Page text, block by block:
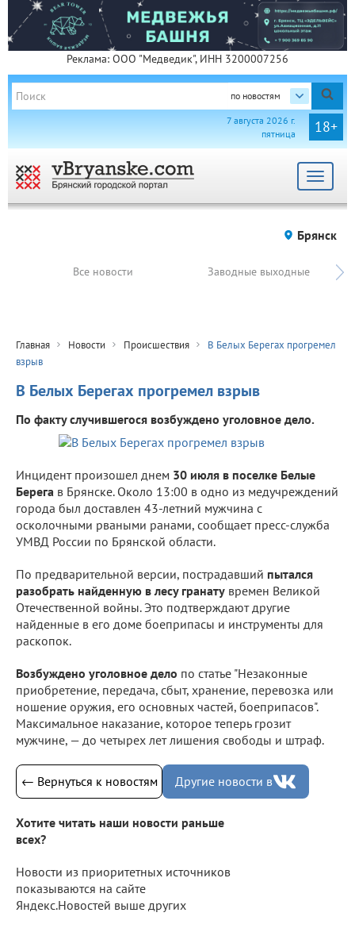
Реклама: ООО "Медведик", ИНН 3200007256
по новостям
18+
7 августа 2026 г.
пятница
Toggle
Брянск
Все новости Заводные выходные
Главная Новости Происшествия
В Белых Берегах прогремел
взрыв
В Белых Берегах прогремел взрыв
По факту случившегося возбуждено уголовное дело.
Инцидент произошел днем 30 июля в поселке Белые
Берега в Брянске. Около 13:00 в одно из медучреждений
города был доставлен 43-летний мужчина с
осколочными рваными ранами, сообщает пресс-служба
УМВД России по Брянской области.
По предварительной версии, пострадавший пытался
разобрать найденную в лесу гранату времен Великой
Отечественной войны. Это подтверждают другие
найденные в его доме боеприпасы и инструменты для
раскопок.
Возбуждено уголовное дело по статье "Незаконные
приобретение, передача, сбыт, хранение, перевозка или
ношение оружия, его основных частей, боеприпасов".
Максимальное наказание, которое теперь грозит
мужчине, — до четырех лет лишения свободы и штраф.
← Вернуться к новостям Другие новости в
Хотите читать наши новости раньше
всех?
Новости из приоритетных источников
показываются на сайте
Яндекс.Новостей выше других